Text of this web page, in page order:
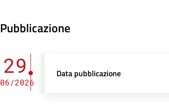
Pubblicazione
29
06/2026
Data pubblicazione